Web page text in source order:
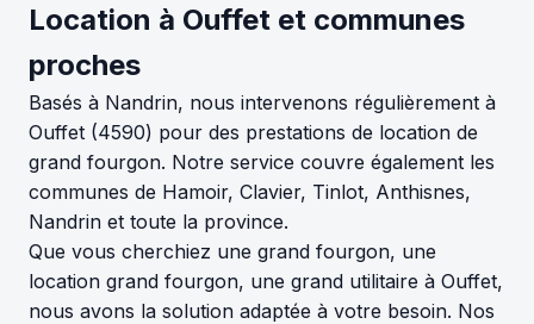
Location à Ouffet et communes
proches
Basés à Nandrin, nous intervenons régulièrement à
Ouffet (4590) pour des prestations de location de
grand fourgon. Notre service couvre également les
communes de Hamoir, Clavier, Tinlot, Anthisnes,
Nandrin et toute la province.
Que vous cherchiez une grand fourgon, une
location grand fourgon, une grand utilitaire à Ouffet,
nous avons la solution adaptée à votre besoin. Nos